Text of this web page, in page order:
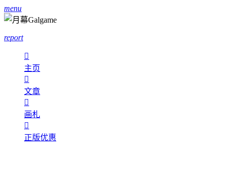
menu
report

主页

文章

画札

正版优惠